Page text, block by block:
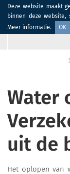
Deze website maakt
binnen deze
Meer informatie. OK
Water
uit de
Het oplopen van